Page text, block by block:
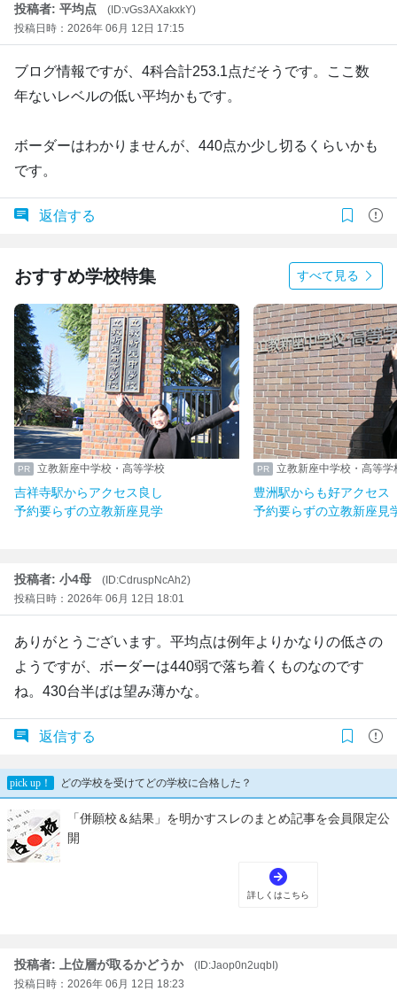
投稿者: 平均点
(ID:vGs3AXakxkY)
投稿日時：2026年 06月 12日 17:15
ブログ情報ですが、4科合計253.1点だそうです。ここ数
年ないレベルの低い平均かもです。
ボーダーはわかりませんが、440点か少し切るくらいかも
です。
返信する
おすすめ学校特集 すべて見る
立教新座中学校・高等学校
吉祥寺駅からアクセス良し
予約要らずの立教新座見学
立教新座中学校・高等学
豊洲駅からも好アクセス
予約要らずの立教新座見
投稿者: 小4母
(ID:CdruspNcAh2)
投稿日時：2026年 06月 12日 18:01
ありがとうございます。平均点は例年よりかなりの低さの
ようですが、ボーダーは440弱で落ち着くものなのです
ね。430台半ばは望み薄かな。
返信する
投稿者: 上位層が取るかどうか
(ID:Jaop0n2uqbI)
投稿日時：2026年 06月 12日 18:23